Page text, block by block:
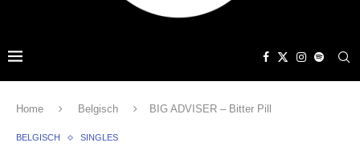
Home Belgisch BIG ADVISER – Bitter Pill
BELGISCH SINGLES